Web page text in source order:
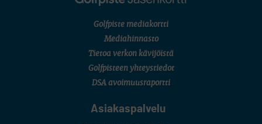
Golfpiste mediakortti
Mediahinnasto
Tietoa verkon kävijöistä
Golfpisteen yhteystiedot
DSA avoimuusraportti
Asiakaspalvelu